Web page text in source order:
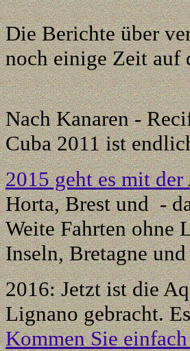
Die Berichte über
noch einige Zeit auf
Nach Kanaren -
Cuba 2011ist
2015 geht es mit der
Horta, Brest und -
Weite Fahrten ohne
Inseln, Bretagne
2016: Jetzt ist die
Lignano gebracht.
Kommen Sie